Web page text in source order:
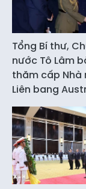
Tổng Bí thư,
nước Tô Lâm
thăm cấp Nhà
Liên bang